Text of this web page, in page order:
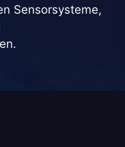
Sensorsysteme,